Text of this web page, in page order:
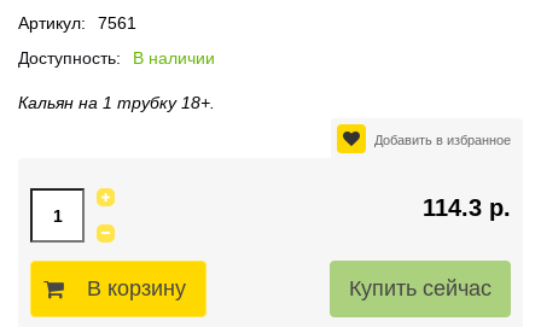
Артикул:
7561
Доступность:
В наличии
Кальян на 1 трубку 18+.
Добавить в избранное
114.3 р.
В корзину